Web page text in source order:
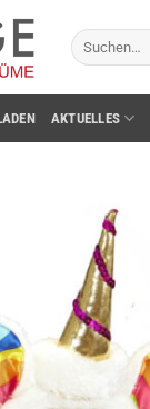
Suchen
nach:
AKTUELLES